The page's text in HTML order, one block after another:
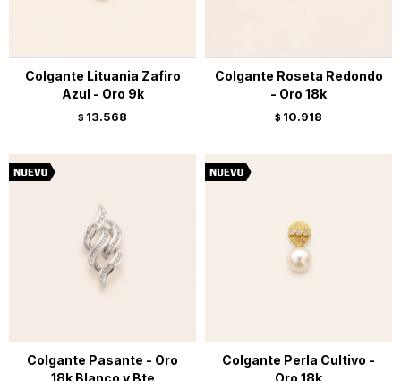
Colgante Lituania Zafiro
Azul - Oro 9k
$ 13.568
Colgante Roseta Redondo
- Oro 18k
$ 10.918
Colgante Pasante - Oro
18k Blanco y Bte
Colgante Perla Cultivo -
Oro 18k